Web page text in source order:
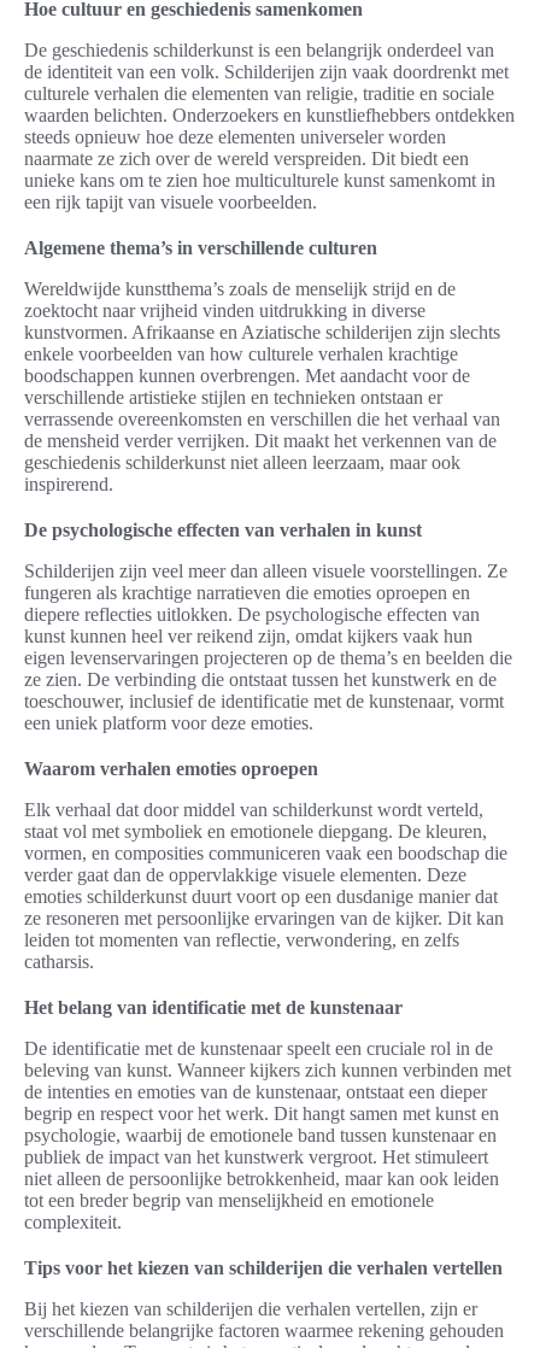
Hoe cultuur en geschiedenis samenkomen
De geschiedenis schilderkunst is een belangrijk onderdeel van
de identiteit van een volk. Schilderijen zijn vaak doordrenkt met
culturele verhalen die elementen van religie, traditie en sociale
waarden belichten. Onderzoekers en kunstliefhebbers ontdekken
steeds opnieuw hoe deze elementen universeler worden
naarmate ze zich over de wereld verspreiden. Dit biedt een
unieke kans om te zien hoe multiculturele kunst samenkomt in
een rijk tapijt van visuele voorbeelden.
Algemene thema’s in verschillende culturen
Wereldwijde kunstthema’s zoals de menselijk strijd en de
zoektocht naar vrijheid vinden uitdrukking in diverse
kunstvormen. Afrikaanse en Aziatische schilderijen zijn slechts
enkele voorbeelden van how culturele verhalen krachtige
boodschappen kunnen overbrengen. Met aandacht voor de
verschillende artistieke stijlen en technieken ontstaan er
verrassende overeenkomsten en verschillen die het verhaal van
de mensheid verder verrijken. Dit maakt het verkennen van de
geschiedenis schilderkunst niet alleen leerzaam, maar ook
inspirerend.
De psychologische effecten van verhalen in kunst
Schilderijen zijn veel meer dan alleen visuele voorstellingen. Ze
fungeren als krachtige narratieven die emoties oproepen en
diepere reflecties uitlokken. De psychologische effecten van
kunst kunnen heel ver reikend zijn, omdat kijkers vaak hun
eigen levenservaringen projecteren op de thema’s en beelden die
ze zien. De verbinding die ontstaat tussen het kunstwerk en de
toeschouwer, inclusief de identificatie met de kunstenaar, vormt
een uniek platform voor deze emoties.
Waarom verhalen emoties oproepen
Elk verhaal dat door middel van schilderkunst wordt verteld,
staat vol met symboliek en emotionele diepgang. De kleuren,
vormen, en composities communiceren vaak een boodschap die
verder gaat dan de oppervlakkige visuele elementen. Deze
emoties schilderkunst duurt voort op een dusdanige manier dat
ze resoneren met persoonlijke ervaringen van de kijker. Dit kan
leiden tot momenten van reflectie, verwondering, en zelfs
catharsis.
Het belang van identificatie met de kunstenaar
De identificatie met de kunstenaar speelt een cruciale rol in de
beleving van kunst. Wanneer kijkers zich kunnen verbinden met
de intenties en emoties van de kunstenaar, ontstaat een dieper
begrip en respect voor het werk. Dit hangt samen met kunst en
psychologie, waarbij de emotionele band tussen kunstenaar en
publiek de impact van het kunstwerk vergroot. Het stimuleert
niet alleen de persoonlijke betrokkenheid, maar kan ook leiden
tot een breder begrip van menselijkheid en emotionele
complexiteit.
Tips voor het kiezen van schilderijen die verhalen vertellen
Bij het kiezen van schilderijen die verhalen vertellen, zijn er
verschillende belangrijke factoren waarmee rekening gehouden